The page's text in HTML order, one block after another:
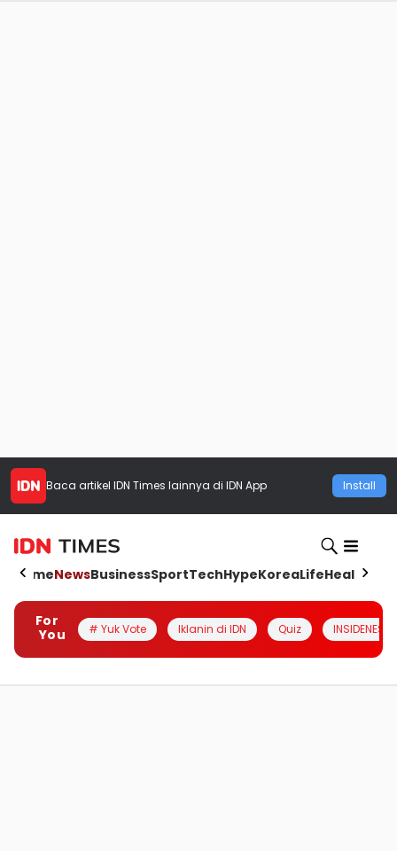
Baca artikel IDN Times lainnya di IDN App Install
HomeNewsBusinessSportTechHypeKoreaLifeHealth
For
You
# Yuk Vote Iklanin di IDN Quiz INSIDENESIA